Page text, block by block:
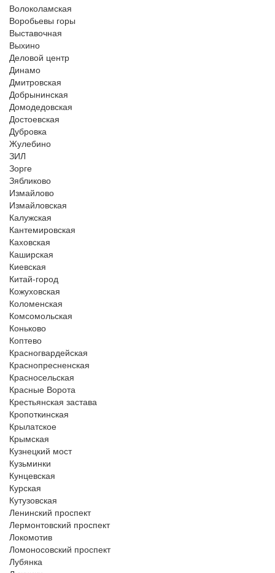
Волоколамская
Воробьевы горы
Выставочная
Выхино
Деловой центр
Динамо
Дмитровская
Добрынинская
Домодедовская
Достоевская
Дубровка
Жулебино
ЗИЛ
Зорге
Зябликово
Измайлово
Измайловская
Калужская
Кантемировская
Каховская
Каширская
Киевская
Китай-город
Кожуховская
Коломенская
Комсомольская
Коньково
Коптево
Красногвардейская
Краснопресненская
Красносельская
Красные Ворота
Крестьянская застава
Кропоткинская
Крылатское
Крымская
Кузнецкий мост
Кузьминки
Кунцевская
Курская
Кутузовская
Ленинский проспект
Лермонтовский проспект
Локомотив
Ломоносовский проспект
Лубянка